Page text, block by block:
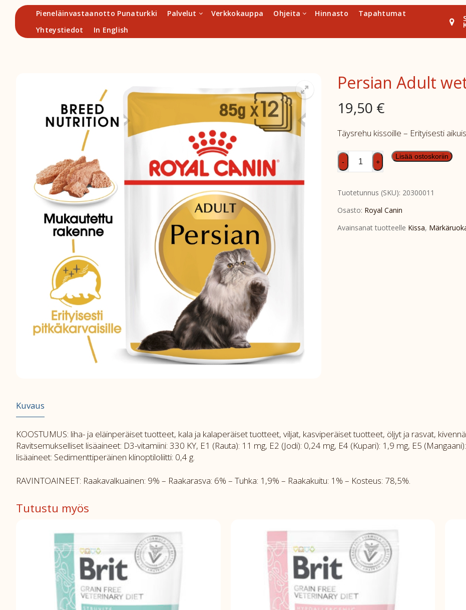
Hyppää
sisältöön
Pieneläinvastaanotto Punaturkki Palvelut Verkkokauppa Ohjeita Hinnasto
Tapahtumat
Yhteystiedot
In English
Persian Adult
19,50 €
Täysrehu kissoille – Erityisesti
Persian
Adult
12x85g
määrä
- +
Lisää ostoskoriin
Tuotetunnus (SKU): 20300011
Osasto: Royal Canin
Avainsanat tuotteelle Kissa,
Kuvaus
KOOSTUMUS: liha- ja eläinperäiset tuotteet, kala ja kalaperäiset tuotteet, viljat, kasviperäiset tuotteet, öljyt ja rasvat,
Ravitsemukselliset lisäaineet: D3-vitamiini: 330 KY, E1 (Rauta): 11 mg, E2 (Jodi): 0,24 mg, E4 (Kupari): 1,9 mg, E5
lisäaineet: Sedimenttiperäinen klinoptiloliitti: 0,4 g.
RAVINTOAINEET: Raakavalkuainen: 9% – Raakarasva: 6% – Tuhka: 1,9% – Raakakuitu: 1% – Kosteus: 78,5%.
Tutustu myös